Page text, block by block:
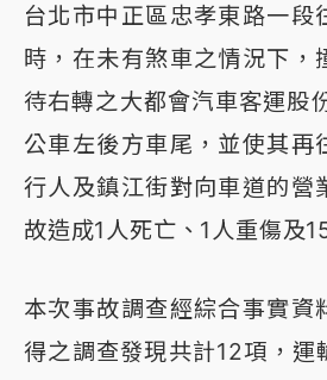
台北市中正區忠孝東路一段
時，在未有煞車之情況下，
待右轉之大都會汽車客運股
公車左後方車尾，並使其再
行人及鎮江街對向車道的營
故造成1人死亡、1人重傷及
本次事故調查經綜合事實資
得之調查發現共計12項，運